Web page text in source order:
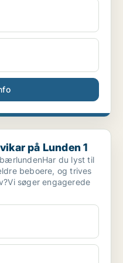
1
på Lunden 1
du lyst til
beboere, og trives
søger engagerede